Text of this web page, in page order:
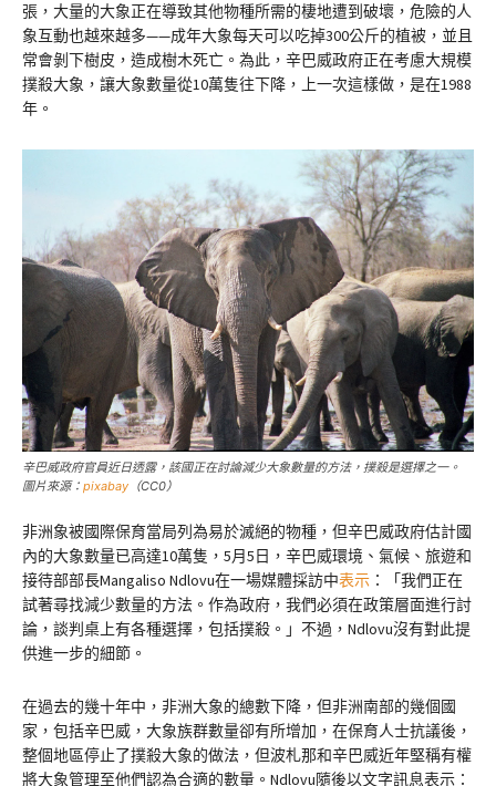
張，大量的大象正在導致其他物種所需的棲地遭到破壞，危險的人
象互動也越來越多——成年大象每天可以吃掉300公斤的植被，並且
常會剝下樹皮，造成樹木死亡。為此，辛巴威政府正在考慮大規模
撲殺大象，讓大象數量從10萬隻往下降，上一次這樣做，是在1988
年。
辛巴威政府官員近日透露，該國正在討論減少大象數量的方法，撲殺是選擇之一。
圖片來源： pixabay （CC0）
非洲象被國際保育當局列為易於滅絕的物種，但辛巴威政府估計國
內的大象數量已高達10萬隻，5月5日，辛巴威環境、氣候、旅遊和
接待部部長Mangaliso Ndlovu在一場媒體採訪中表示 ：「我們正在
試著尋找減少數量的方法。作為政府，我們必須在政策層面進行討
論，談判桌上有各種選擇，包括撲殺。」不過，Ndlovu沒有對此提
供進一步的細節。
在過去的幾十年中，非洲大象的總數下降，但非洲南部的幾個國
家，包括辛巴威，大象族群數量卻有所增加，在保育人士抗議後，
整個地區停止了撲殺大象的做法，但波札那和辛巴威近年堅稱有權
將大象管理至他們認為合適的數量。Ndlovu隨後以文字訊息表示：